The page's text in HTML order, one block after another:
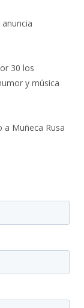
30 los
y música
a Muñeca Rusa